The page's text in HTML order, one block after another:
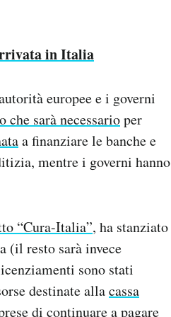
in Italia
europee e i governi
che sarà necessarioper
a finanziare le banche e
mentre i governi hanno
“Cura-Italia”, ha stanziato
(il resto sarà invece
sono stati
destinate allacassa
di continuare a pagare